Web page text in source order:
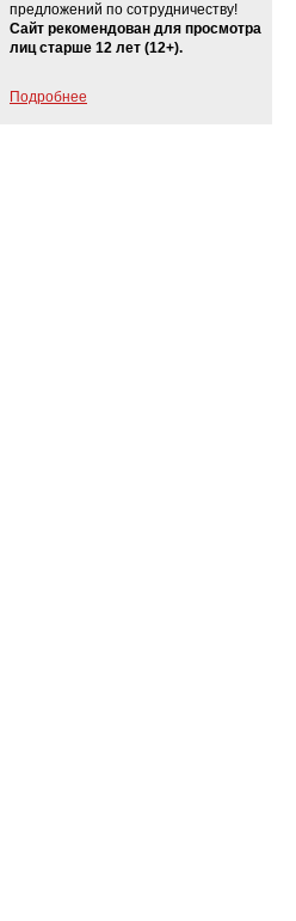
предложений по сотрудничеству!
Сайт рекомендован для просмотра
лиц старше 12 лет (12+).
Подробнее